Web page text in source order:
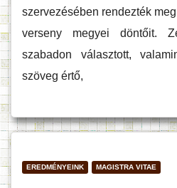
szervezésében rendezték
verseny megyei döntőit.
szabadon választott,
szöveg értő,
EREDMÉNYEINK MAGISTRA VITAE